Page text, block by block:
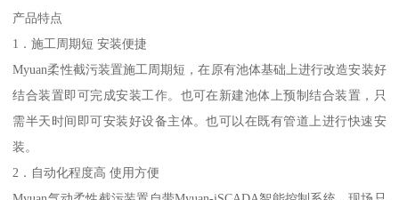
产品特点
1．施工周期短 安装便捷
Myuan柔性截污装置施工周期短，在原有池体基础上进行改造安装好
结合装置即可完成安装工作。也可在新建池体上预制结合装置，只
需半天时间即可安装好设备主体。也可以在既有管道上进行快速安
装。
2．自动化程度高 使用方便